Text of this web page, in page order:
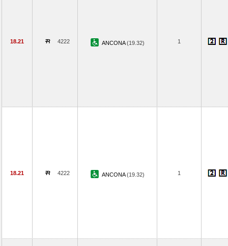
18.21 4222 ANCONA(19.32) 1
18.21 4222 ANCONA(19.32) 1